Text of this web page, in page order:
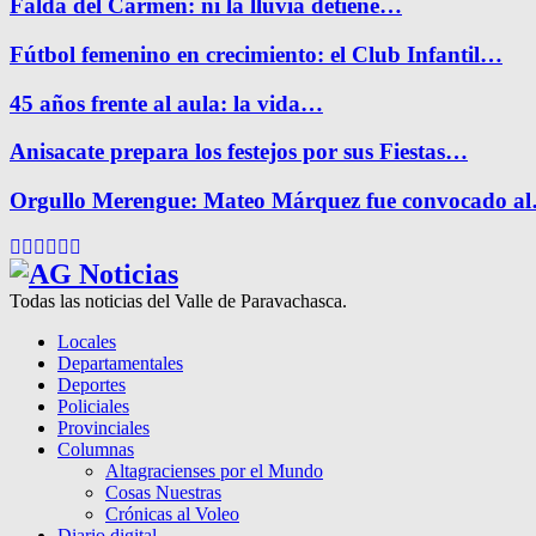
Falda del Carmen: ni la lluvia detiene…
Fútbol femenino en crecimiento: el Club Infantil…
45 años frente al aula: la vida…
Anisacate prepara los festejos por sus Fiestas…
Orgullo Merengue: Mateo Márquez fue convocado
Facebook
Twitter
Instagram
Pinterest
Google
Todas las noticias del Valle de Paravachasca.
Locales
Departamentales
Deportes
Policiales
Provinciales
Columnas
Altagracienses por el Mundo
Cosas Nuestras
Crónicas al Voleo